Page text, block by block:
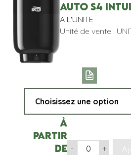
AUTO S4
A L'UNITE
Unité de vente :
À
partir
de - +